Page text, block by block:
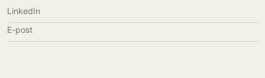
LinkedIn
E-post